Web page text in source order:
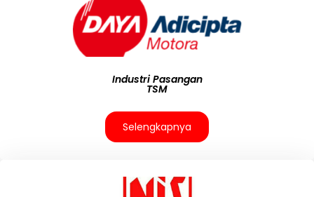
Industri Pasangan
TSM
Selengkapnya